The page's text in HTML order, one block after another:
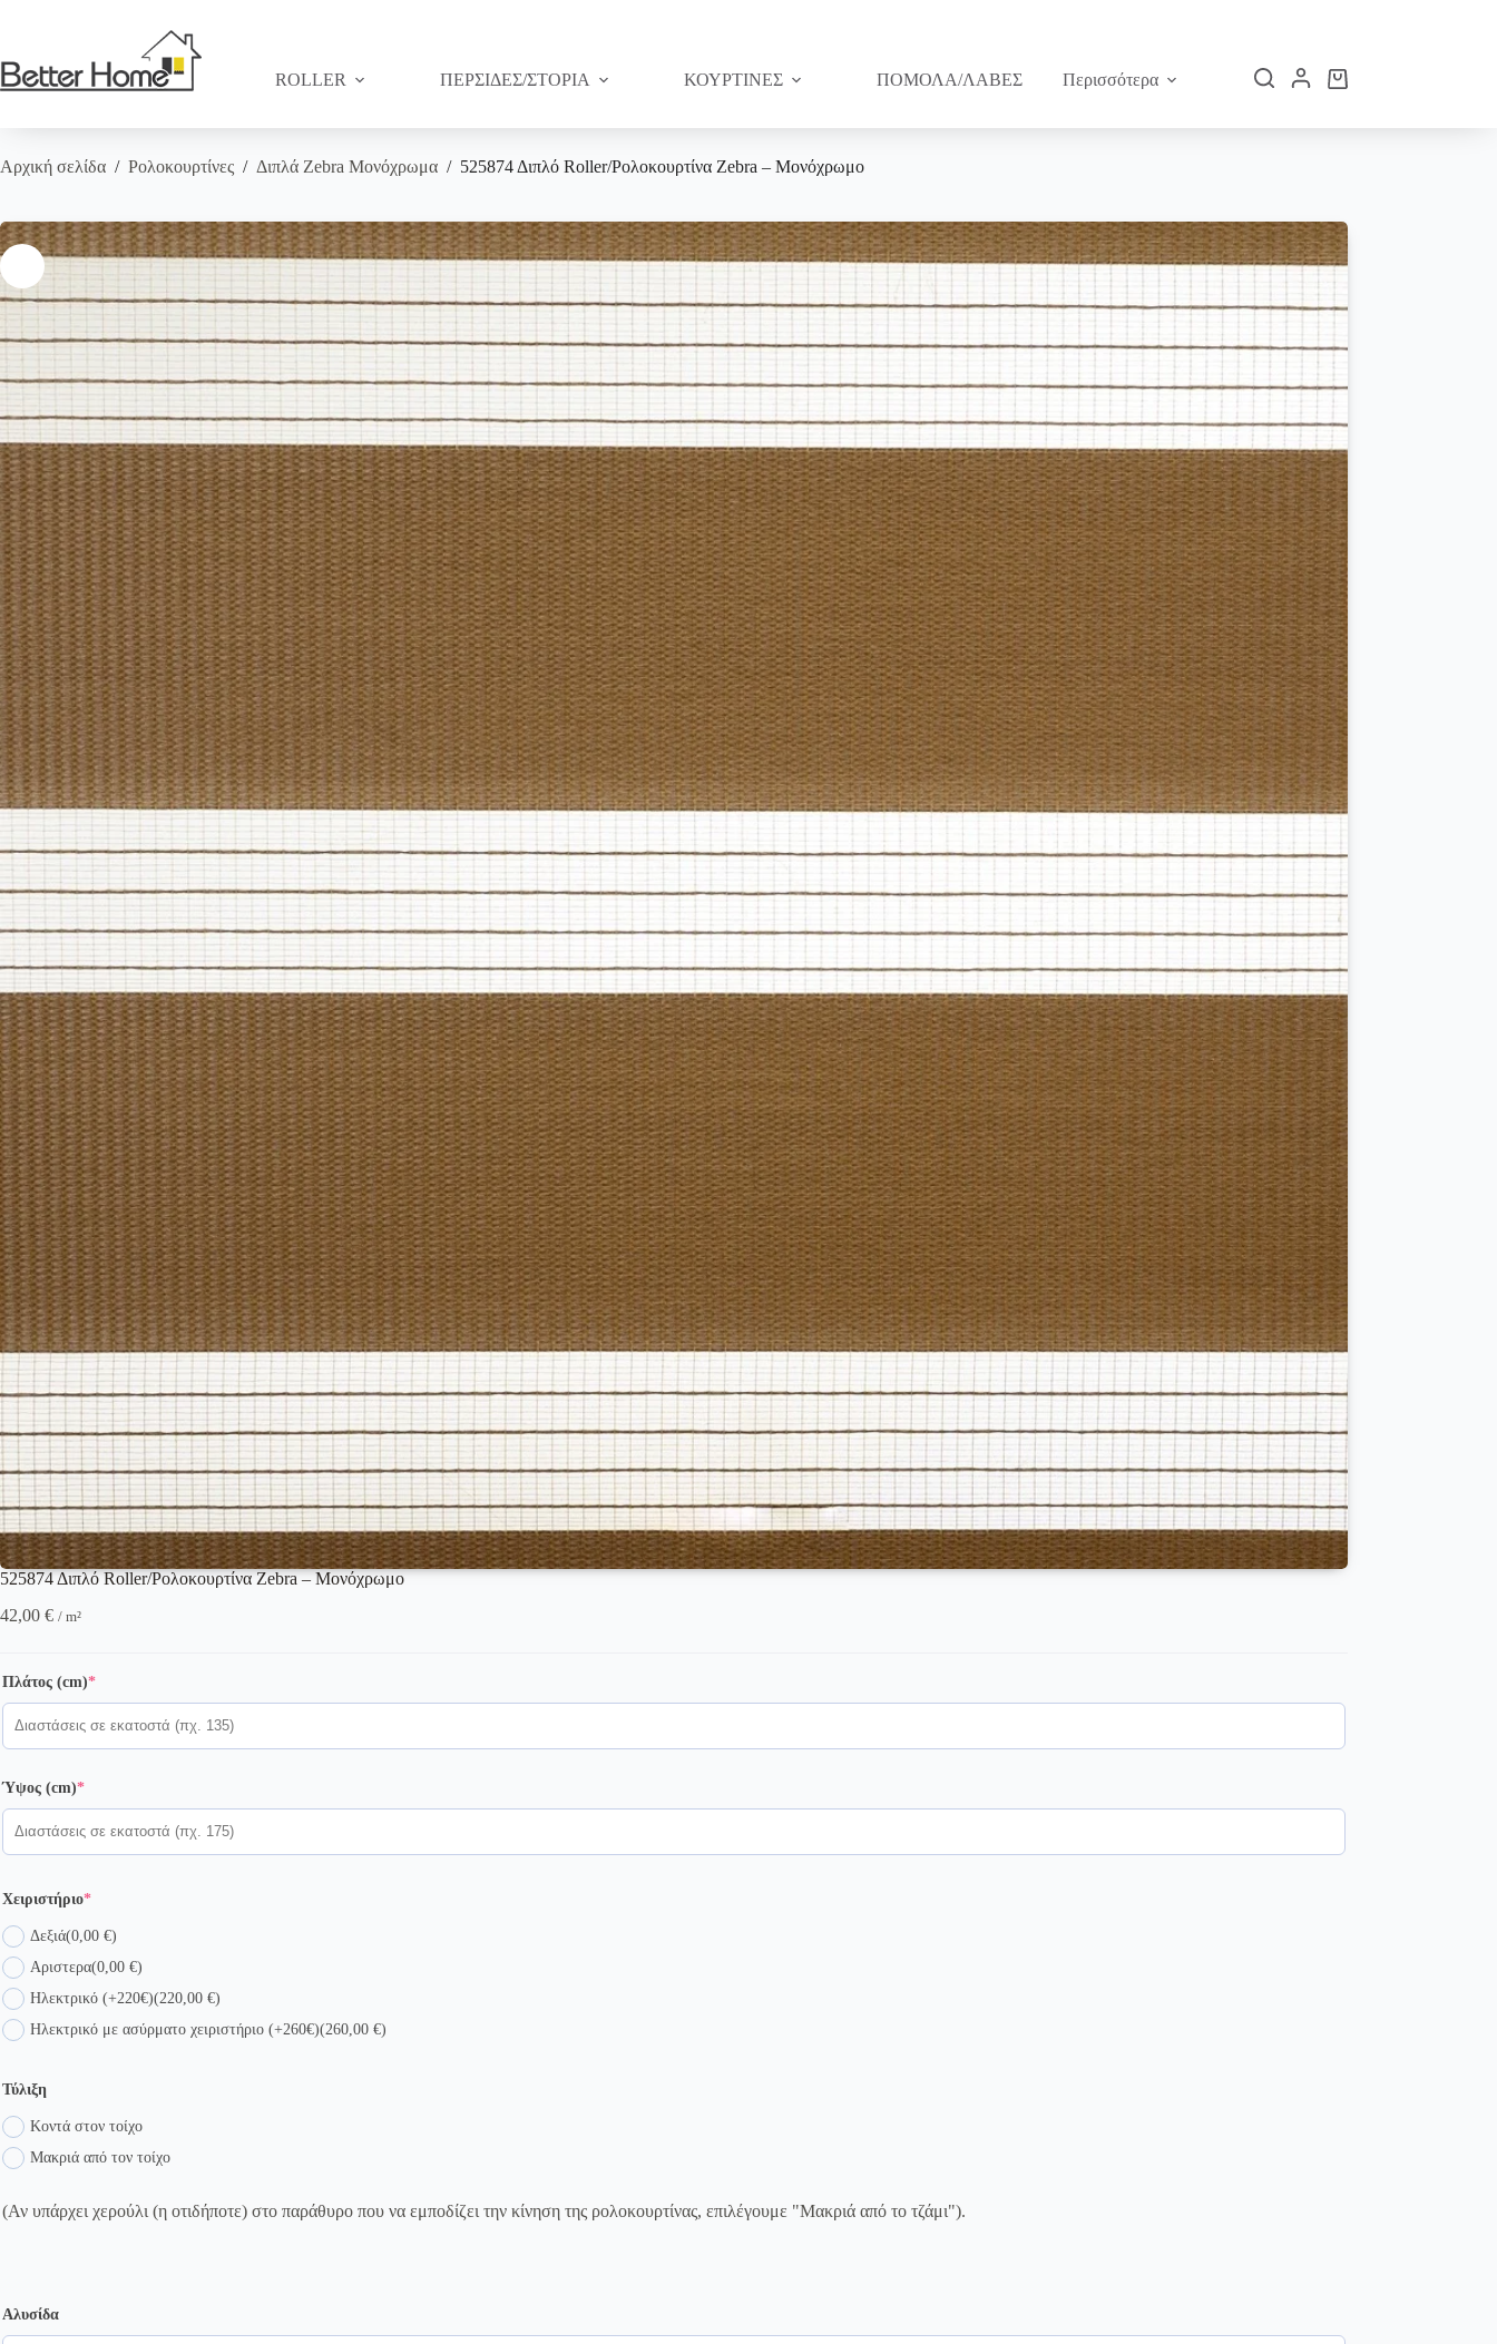
ROLLER
ΠΕΡΣΙΔΕΣ/ΣΤΟΡΙΑ ΚΟΥΡΤΙΝΕΣ ΠΟΜΟΛΑ/ΛΑΒΕΣ Περισσότερα
Καλάθι
Αρχική σελίδα / Ρολοκουρτίνες / Διπλά Zebra Μονόχρωμα / 525874 Διπλό Roller/Ρολοκουρτίνα Zebra – Μονόχρωμο
525874 Διπλό Roller/Ρολοκουρτίνα Zebra – Μονόχρωμο
42,00 € / m²
Πλάτος (cm)*(required)
Ύψος (cm)*(required)
Χειριστήριο*(required)
Δεξιά(0,00 €)
Αριστερα(0,00 €)
Ηλεκτρικό (+220€)(220,00 €)
Ηλεκτρικό με ασύρματο χειριστήριο (+260€)(260,00 €)
Τύλιξη
Κοντά στον τοίχο
Μακριά από τον τοίχο
(Αν υπάρχει χερούλι (η οτιδήποτε) στο παράθυρο που να εμποδίζει την κίνηση της ρολοκουρτίνας, επιλέγουμε "Μακριά από το τζάμι").
Αλυσίδα